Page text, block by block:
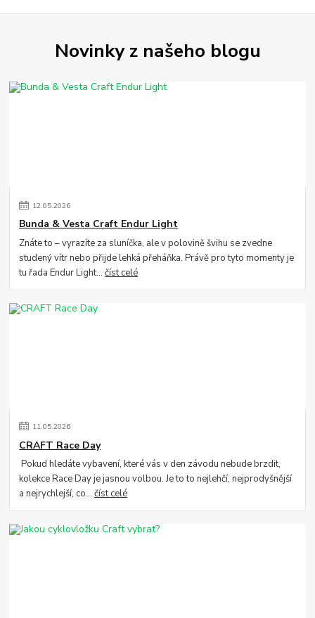
Novinky z našeho blogu
12.05.2026
Bunda & Vesta Craft Endur Light
Znáte to – vyrazíte za sluníčka, ale v polovině švihu se zvedne
studený vítr nebo přijde lehká přeháňka. Právě pro tyto momenty je
tu řada Endur Light...číst celé
11.05.2026
CRAFT Race Day
Pokud hledáte vybavení, které vás v den závodu nebude brzdit,
kolekce Race Day je jasnou volbou. Je to to nejlehčí, nejprodyšnější
a nejrychlejší, co...číst celé